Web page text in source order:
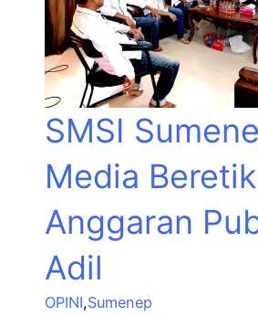
SMSI
Media
Anggaran
Adil
OPINI,Sumenep